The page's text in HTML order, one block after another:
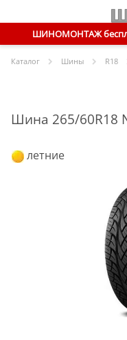
ШИНОМОНТАЖ
Каталог Шины R18
Шина 265/60R18
летние